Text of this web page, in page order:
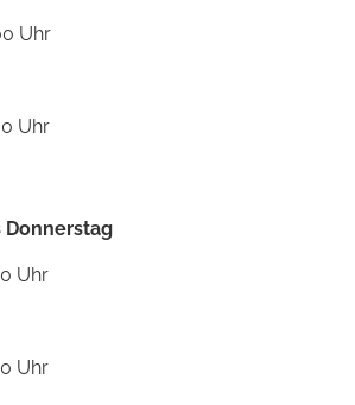
Uhr
Uhr
Donnerstag
Uhr
Uhr